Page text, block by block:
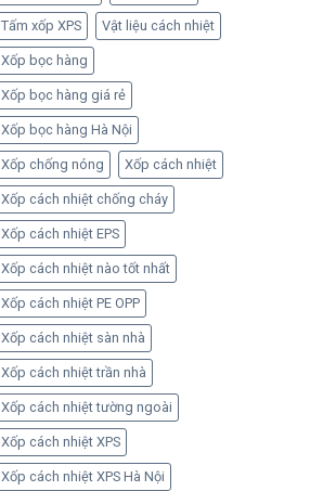
Tấm xốp XPS Vật liệu cách nhiệt
Xốp bọc hàng
Xốp bọc hàng giá rẻ
Xốp bọc hàng Hà Nội
Xốp chống nóng Xốp cách nhiệt
Xốp cách nhiệt chống cháy
Xốp cách nhiệt EPS
Xốp cách nhiệt nào tốt nhất
Xốp cách nhiệt PE OPP
Xốp cách nhiệt sàn nhà
Xốp cách nhiệt trần nhà
Xốp cách nhiệt tường ngoài
Xốp cách nhiệt XPS
Xốp cách nhiệt XPS Hà Nội